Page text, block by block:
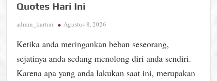
Quotes Hari Ini
admin_kartini Agustus 8, 2026
Ketika anda meringankan beban seseorang,
sejatinya anda sedang menolong diri anda sendiri.
Karena apa yang anda lakukan saat ini, merupakan